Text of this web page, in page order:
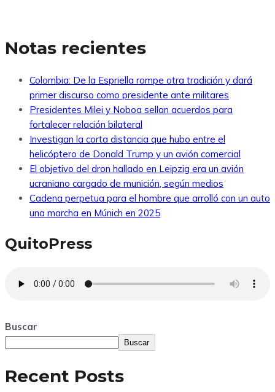
Notas recientes
Colombia: De la Espriella rompe otra tradición y dará
primer discurso como presidente ante militares
Presidentes Milei y Noboa sellan acuerdos para
fortalecer relación bilateral
Investigan la corta distancia que hubo entre el
helicóptero de Donald Trump y un avión comercial
El objetivo del dron hallado en Leipzig era un avión
ucraniano cargado de munición, según medios
Cadena perpetua para el hombre que arrolló con un auto
una marcha en Múnich en 2025
QuitoPress
Buscar
Buscar
Recent Posts